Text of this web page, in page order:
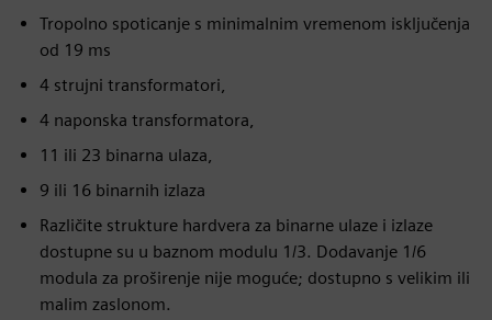
Tropolno spoticanje s minimalnim vremenom isključenja
od 19 ms
4 strujni transformatori,
4 naponska transformatora,
11 ili 23 binarna ulaza,
9 ili 16 binarnih izlaza
Različite strukture hardvera za binarne ulaze i izlaze
dostupne su u baznom modulu 1/3. Dodavanje 1/6
modula za proširenje nije moguće; dostupno s velikim ili
malim zaslonom.